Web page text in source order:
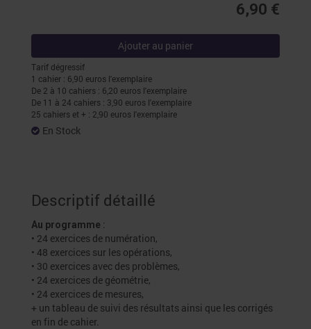
6,90 €
Ajouter au panier
Tarif dégressif
1 cahier : 6,90 euros l'exemplaire
De 2 à 10 cahiers : 6,20 euros l'exemplaire
De 11 à 24 cahiers : 3,90 euros l'exemplaire
25 cahiers et + : 2,90 euros l'exemplaire
En Stock
Descriptif détaillé
Au programme :
• 24 exercices de numération,
• 48 exercices sur les opérations,
• 30 exercices avec des problèmes,
• 24 exercices de géométrie,
• 24 exercices de mesures,
+ un tableau de suivi des résultats ainsi que les corrigés
en fin de cahier.